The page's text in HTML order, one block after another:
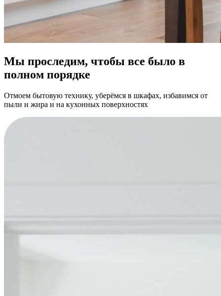
Мы проследим, чтобы все было в
полном порядке
Отмоем бытовую технику, уберёмся в шкафах, избавимся от
пыли и жира и на кухонных поверхностях